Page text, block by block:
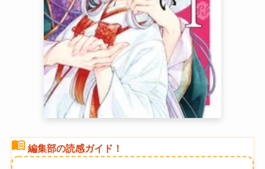
menu_book 編集部の読感ガイド！